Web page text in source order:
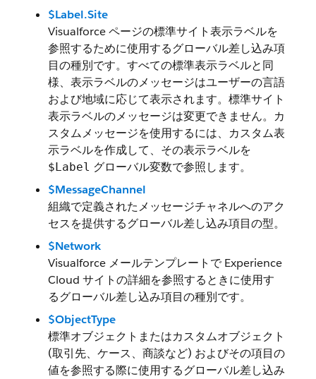
$Label.Site
Visualforce ページの標準サイト表示ラベルを
参照するために使用するグローバル差し込み項
目の種別です。すべての標準表示ラベルと同
様、表示ラベルのメッセージはユーザーの言語
および地域に応じて表示されます。標準サイト
表示ラベルのメッセージは変更できません。カ
スタムメッセージを使用するには、カスタム表
示ラベルを作成して、その表示ラベルを
$Label グローバル変数で参照します。
$MessageChannel
組織で定義されたメッセージチャネルへのアク
セスを提供するグローバル差し込み項目の型。
$Network
Visualforce メールテンプレートで Experience
Cloud サイトの詳細を参照するときに使用す
るグローバル差し込み項目の種別です。
$ObjectType
標準オブジェクトまたはカスタムオブジェクト
(取引先、ケース、商談など) およびその項目の
値を参照する際に使用するグローバル差し込み